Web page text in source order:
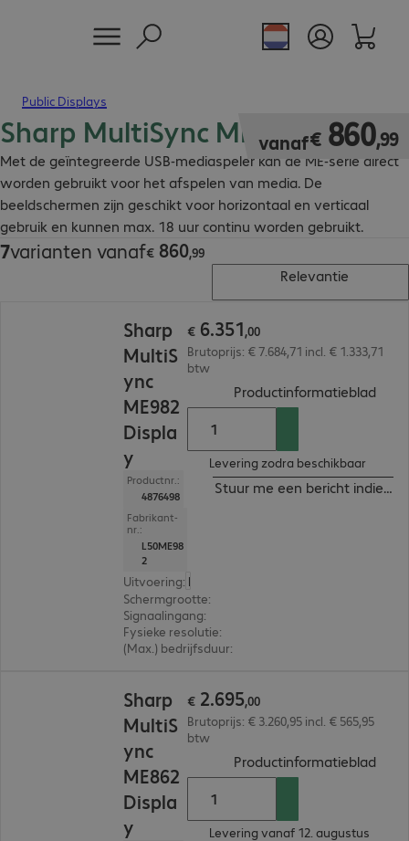
Public Displays
Sharp MultiSync ME displays
Met de geïntegreerde USB-mediaspeler kan de ME-serie direct
worden gebruikt voor het afspelen van media. De
beeldschermen zijn geschikt voor horizontaal en verticaal
gebruik en kunnen max. 18 uur continu worden gebruikt.
vanaf€ 860,99
€ 860,99
7varianten vanaf€ 860,99
€ 860,99
Relevantie
Sharp
MultiS
ync
ME982
Displa
y
Productnr.:
4876498
Fabrikant-
nr.:
L50ME98
2
Uitvoering: Europa
Schermgrootte:
Signaalingang:
Fysieke resolutie:
(Max.) bedrijfsduur:
€ 6.351,00
Brutoprijs: € 7.684,71 incl. € 1.333,71
btw
Productinformatieblad
Levering zodra beschikbaar
Stuur me een bericht indien
Sharp
MultiS
ync
ME862
Displa
y
€ 2.695,00
Brutoprijs: € 3.260,95 incl. € 565,95
btw
Productinformatieblad
Levering vanaf 12. augustus